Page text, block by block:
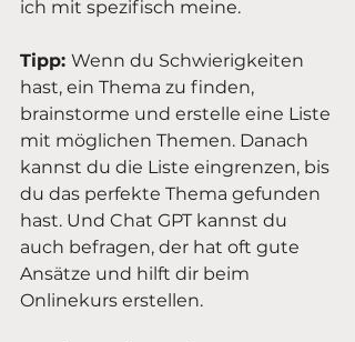
ich mit spezifisch meine.
Tipp: Wenn du Schwierigkeiten
hast, ein Thema zu finden,
brainstorme und erstelle eine Liste
mit möglichen Themen. Danach
kannst du die Liste eingrenzen, bis
du das perfekte Thema gefunden
hast. Und Chat GPT kannst du
auch befragen, der hat oft gute
Ansätze und hilft dir beim
Onlinekurs erstellen.